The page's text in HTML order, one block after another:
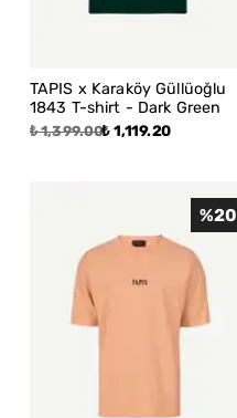
TAPIS x Karaköy Güllüoğlu
1843 T-shirt - Dark Green
₺ 1,399.00₺ 1,119.20
%20